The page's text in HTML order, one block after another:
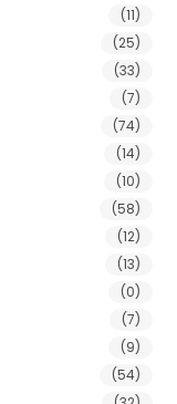
(11)
(25)
(33)
(7)
(74)
(14)
(10)
(58)
(12)
(13)
(0)
(7)
(9)
(54)